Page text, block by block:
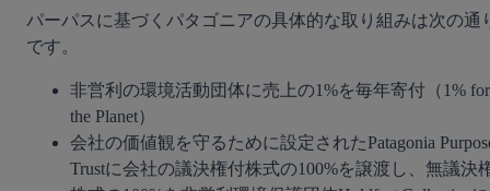
パーパスに基づくパタゴニアの具体的な取り組みは次の通
です。
非営利の環境活動団体に売上の1%を毎年寄付（1% for
the Planet）
会社の価値観を守るために設定されたPatagonia
Trustに会社の議決権付株式の100%を譲渡し、無議決